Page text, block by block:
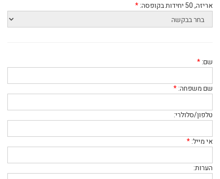
אריזה, 50 יחידות בקופסה: *
שם:*
שם משפחה:*
טלפון/סלולרי:
אי מייל:*
הערות: